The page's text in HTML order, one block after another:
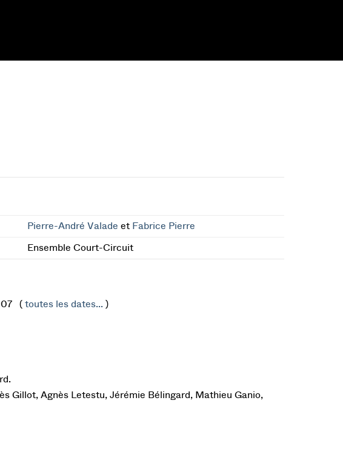
Pierre-André Valade et Fabrice Pierre
Ensemble Court-Circuit
( toutes les dates...)
Gillot, Agnès Letestu, Jérémie Bélingard, Mathieu Ganio,